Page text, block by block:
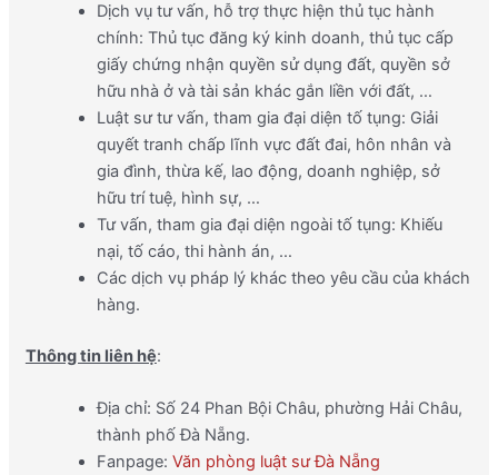
Dịch vụ tư vấn, hỗ trợ thực hiện thủ tục hành
chính: Thủ tục đăng ký kinh doanh, thủ tục cấp
giấy chứng nhận quyền sử dụng đất, quyền sở
hữu nhà ở và tài sản khác gắn liền với đất, …
Luật sư tư vấn, tham gia đại diện tố tụng: Giải
quyết tranh chấp lĩnh vực đất đai, hôn nhân và
gia đình, thừa kế, lao động, doanh nghiệp, sở
hữu trí tuệ, hình sự, …
Tư vấn, tham gia đại diện ngoài tố tụng: Khiếu
nại, tố cáo, thi hành án, …
Các dịch vụ pháp lý khác theo yêu cầu của khách
hàng.
Thông tin liên hệ:
Địa chỉ: Số 24 Phan Bội Châu, phường Hải Châu,
thành phố Đà Nẵng.
Fanpage: Văn phòng luật sư Đà Nẵng